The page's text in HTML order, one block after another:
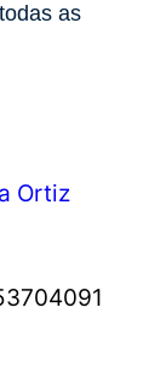
as
Ortiz